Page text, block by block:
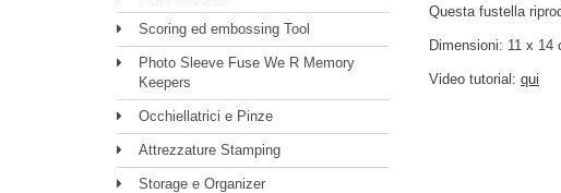
Scoring ed embossing Tool
Photo Sleeve Fuse We R Memory
Keepers
Occhiellatrici e Pinze
Attrezzature Stamping
Storage e Organizer
Questa fustella
Dimensioni: 11 x 14
Video tutorial: qui